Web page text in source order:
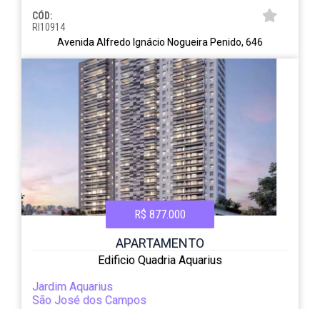
CÓD:
RI10914
Avenida Alfredo Ignácio Nogueira Penido, 646
R$ 877.000
APARTAMENTO
Edificio Quadria Aquarius
Jardim Aquarius
São José dos Campos